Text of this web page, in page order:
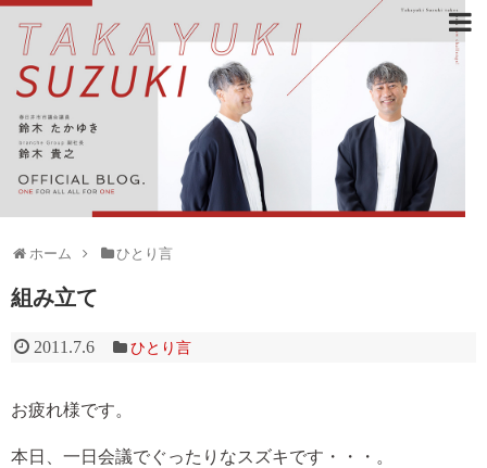
ホーム ひとり言
組み立て
2011.7.6 ひとり言
お疲れ様です。
本日、一日会議でぐったりなスズキです・・・。